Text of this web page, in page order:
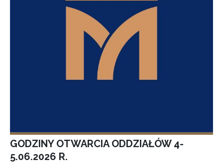
GODZINY OTWARCIA ODDZIAŁÓW 4-
5.06.2026 R.